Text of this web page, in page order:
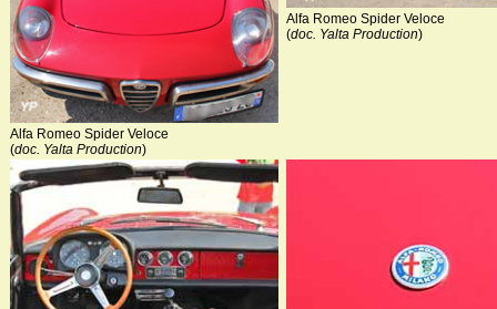
Alfa Romeo Spider Veloce
(doc. Yalta Production)
Alfa Romeo Spider Veloce
(doc. Yalta Production)